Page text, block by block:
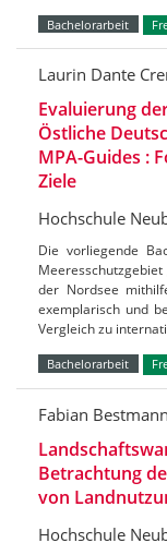
Bachelorarbeit
Laurin Dante
Evaluierung
Östliche
MPA-Guides :
Ziele
Hochschule
Die vorliegende
Meeresschutzgebiet
der Nordsee
exemplarisch und
Vergleich zu
Bachelorarbeit
Fabian Bestmann
Betrachtung
von
Hochschule